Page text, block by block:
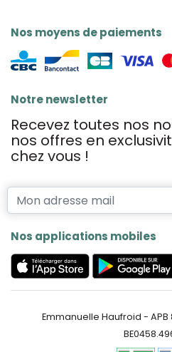
Nos moyens de paiements
Notre newsletter
Recevez toutes nos
nos offres en
chez vous !
Nos applications mobiles
Emmanuelle Haufroid - APB